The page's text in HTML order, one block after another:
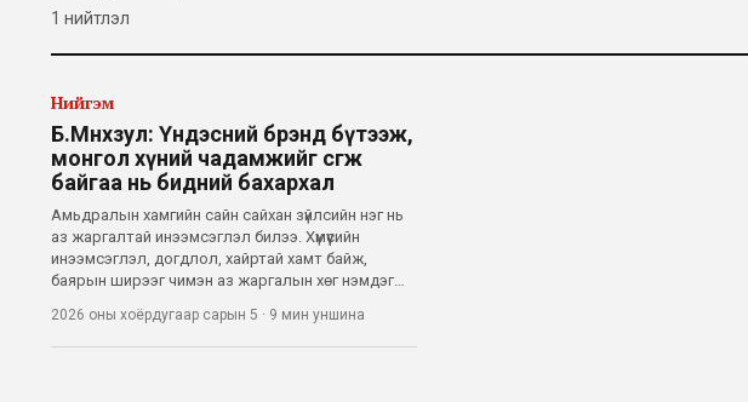
1 нийтлэл
Нийгэм
Б.Мөнхзул: Үндэсний брэнд бүтээж,
монгол хүний чадамжийг өсгөж
байгаа нь бидний бахархал
Амьдралын хамгийн сайн сайхан зүйлсийн нэг нь
аз жаргалтай инээмсэглэл билээ. Хүмүүсийн
инээмсэглэл, догдлол, хайртай хамт байж,
баярын ширээг чимэн аз жаргалын хөг нэмдэг
уриатай “Жүр үр”-ийн бялуу Монголын ард түмний
баярын нэгэн хэсэг болоод 27 жил болж б
2026 оны хоёрдугаар сарын 5 · 9 мин уншина